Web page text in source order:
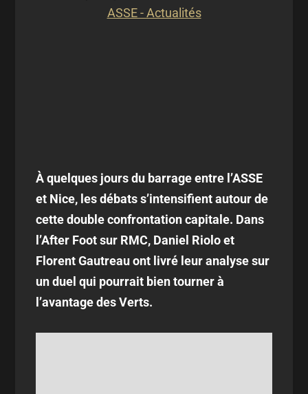
ASSE - Actualités
À quelques jours du barrage entre l’ASSE
et Nice, les débats s’intensifient autour de
cette double confrontation capitale. Dans
l’After Foot sur RMC, Daniel Riolo et
Florent Gautreau ont livré leur analyse sur
un duel qui pourrait bien tourner à
l’avantage des Verts.